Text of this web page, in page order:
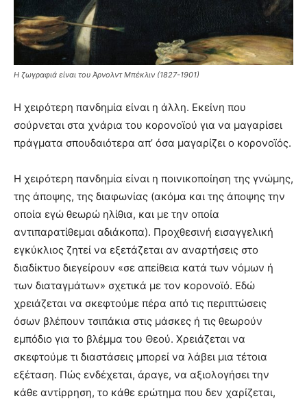
the
meaning
pain.
pornhun
porn
Η ζωγραφιά είναι του Άρνολντ Μπέκλιν (1827-1901)
Η χειρότερη πανδημία είναι η άλλη. Εκείνη που
σούρνεται στα χνάρια του κορονοϊού για να μαγαρίσει
πράγματα σπουδαιότερα απ’ όσα μαγαρίζει ο κορονοϊός.
Η χειρότερη πανδημία είναι η ποινικοποίηση της γνώμης,
της άποψης, της διαφωνίας (ακόμα και της άποψης την
οποία εγώ θεωρώ ηλίθια, και με την οποία
αντιπαρατίθεμαι αδιάκοπα). Προχθεσινή εισαγγελική
εγκύκλιος ζητεί να εξετάζεται αν αναρτήσεις στο
διαδίκτυο διεγείρουν «σε απείθεια κατά των νόμων ή
των διαταγμάτων» σχετικά με τον κορονοϊό. Εδώ
χρειάζεται να σκεφτούμε πέρα από τις περιπτώσεις
όσων βλέπουν τσιπάκια στις μάσκες ή τις θεωρούν
εμπόδιο για το βλέμμα του Θεού. Χρειάζεται να
σκεφτούμε τι διαστάσεις μπορεί να λάβει μια τέτοια
εξέταση. Πώς ενδέχεται, άραγε, να αξιολογήσει την
κάθε αντίρρηση, το κάθε ερώτημα που δεν χαρίζεται,